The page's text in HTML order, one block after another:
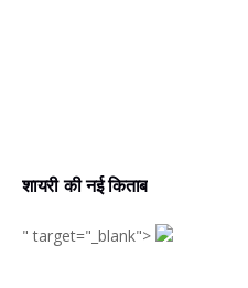
शायरी की नई किताब
" target="_blank">